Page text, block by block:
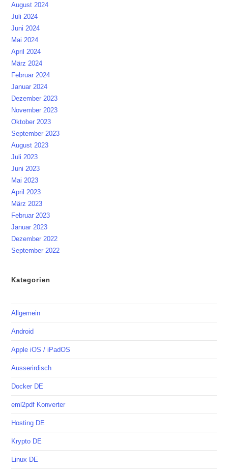
August 2024
Juli 2024
Juni 2024
Mai 2024
April 2024
März 2024
Februar 2024
Januar 2024
Dezember 2023
November 2023
Oktober 2023
September 2023
August 2023
Juli 2023
Juni 2023
Mai 2023
April 2023
März 2023
Februar 2023
Januar 2023
Dezember 2022
September 2022
Kategorien
Allgemein
Android
Apple iOS / iPadOS
Ausserirdisch
Docker DE
eml2pdf Konverter
Hosting DE
Krypto DE
Linux DE